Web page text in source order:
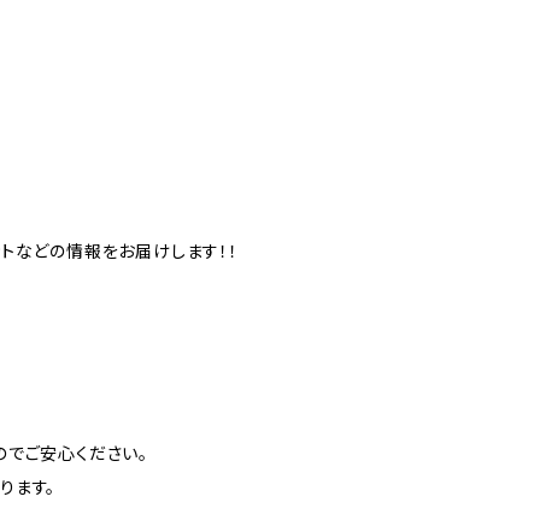
どの情報をお届けします！！
ご安心ください。
す。